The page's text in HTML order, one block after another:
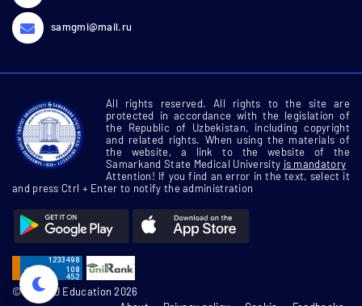
samgmi@mail.ru
All rights reserved. All rights to the site are
protected in accordance with the legislation of
the Republic of Uzbekistan, including copyright
and related rights. When using the materials of
the website, a link to the website of the
Samarkand State Medical University is mandatory
Attention! If you find an error in the text, select it
and press Ctrl + Enter to notify the administration
© SamMU Education 2026